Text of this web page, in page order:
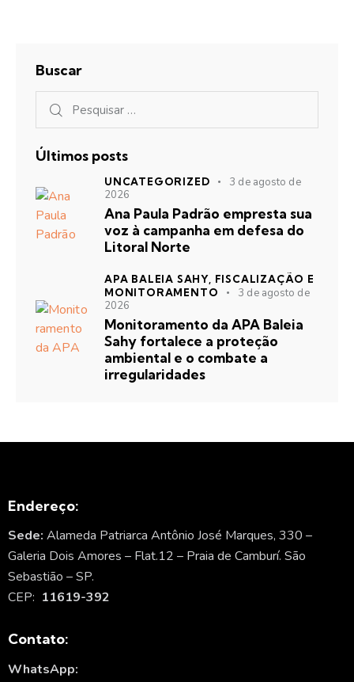
Buscar
Últimos posts
UNCATEGORIZED
3 de agosto de
2026
Ana Paula Padrão empresta sua
voz à campanha em defesa do
Litoral Norte
APA BALEIA SAHY, FISCALIZAÇÃO E
MONITORAMENTO
3 de agosto de
2026
Monitoramento da APA Baleia
Sahy fortalece a proteção
ambiental e o combate a
irregularidades
Endereço:
Sede: Alameda Patriarca Antônio José Marques, 330 –
Galeria Dois Amores – Flat.12 – Praia de Camburí. São
Sebastião – SP.
CEP: 11619-392
Contato:
WhatsApp: